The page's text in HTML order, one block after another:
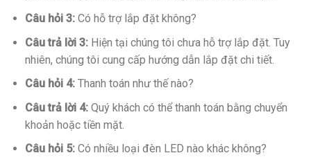
Câu hỏi 3:Có hỗ trợ lắp đặt không?
Câu trả lời 3:Hiện tại chúng tôi chưa hỗ trợ lắp đặt. Tuy
nhiên, chúng tôi cung cấp hướng dẫn lắp đặt chi tiết.
Câu hỏi 4:Thanh toán như thế nào?
Câu trả lời 4:Quý khách có thể thanh toán bằng chuyển
khoản hoặc tiền mặt.
Câu hỏi 5:Có nhiều loại đèn LED nào khác không?